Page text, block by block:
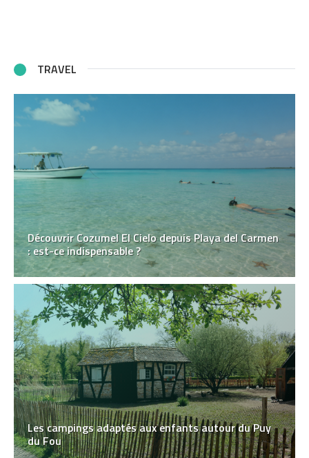
TRAVEL
Découvrir Cozumel El Cielo depuis Playa del Carmen
: est-ce indispensable ?
Les campings adaptés aux enfants autour du Puy
du Fou